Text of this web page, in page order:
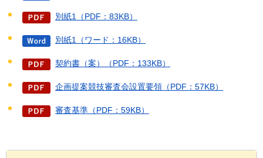
別紙1（PDF：83KB）
別紙1（ワード：16KB）
契約書（案）（PDF：133KB）
企画提案競技審査会設置要領（PDF：57KB）
審査基準（PDF：59KB）